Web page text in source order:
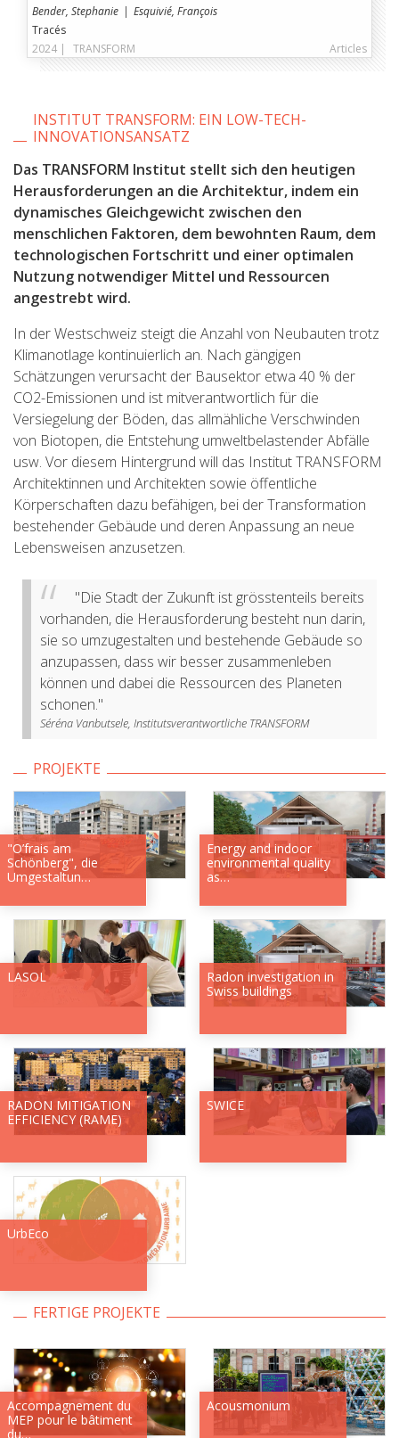
INSTITUT TRANSFORM: EIN LOW-TECH-
INNOVATIONSANSATZ
Das TRANSFORM Institut stellt sich den heutigen
Herausforderungen an die Architektur, indem ein
dynamisches Gleichgewicht zwischen den
menschlichen Faktoren, dem bewohnten Raum, dem
technologischen Fortschritt und einer optimalen
Nutzung notwendiger Mittel und Ressourcen
angestrebt wird.
In der Westschweiz steigt die Anzahl von Neubauten trotz
Klimanotlage kontinuierlich an. Nach gängigen
Schätzungen verursacht der Bausektor etwa 40 % der
CO2-Emissionen und ist mitverantwortlich für die
Versiegelung der Böden, das allmähliche Verschwinden
von Biotopen, die Entstehung umweltbelastender Abfälle
usw. Vor diesem Hintergrund will das Institut TRANSFORM
Architektinnen und Architekten sowie öffentliche
Körperschaften dazu befähigen, bei der Transformation
bestehender Gebäude und deren Anpassung an neue
Lebensweisen anzusetzen.
"Die Stadt der Zukunft ist grösstenteils bereits
vorhanden, die Herausforderung besteht nun darin,
sie so umzugestalten und bestehende Gebäude so
anzupassen, dass wir besser zusammenleben
können und dabei die Ressourcen des Planeten
schonen."
Séréna Vanbutsele, Institutsverantwortliche TRANSFORM
PROJEKTE
"O’frais am
Schönberg", die
Umgestaltun…
Energy and indoor
environmental quality
as…
LASOL
Radon investigation in
Swiss buildings
RADON MITIGATION
EFFICIENCY (RAME)
SWICE
UrbEco
Accompagnement du
MEP pour le bâtiment
du…
Acousmonium
FERTIGE PROJEKTE
Bender, Stephanie
Esquivié, François
Tracés
2024 |
TRANSFORM Articles